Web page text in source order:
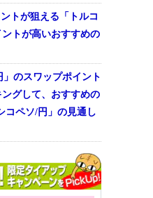
トが狙える「トルコ
トが高いおすすめの
」のスワップポイント
グして、おすすめの
コペソ/円」の見通し